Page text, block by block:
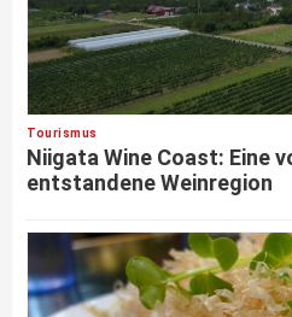
Tourismus
Niigata Wine Coast: Eine
entstandene Weinregion